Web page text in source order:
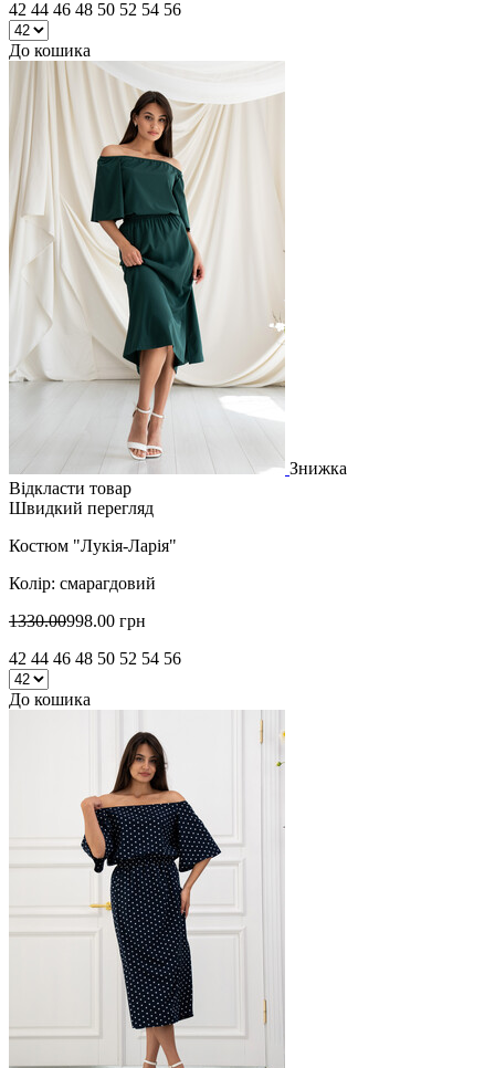
42 44 46 48 50 52 54 56
До кошика
Знижка
Відкласти товар
Швидкий перегляд
Костюм "Лукія-Ларія"
Колір: смарагдовий
1330.00998.00 грн
42 44 46 48 50 52 54 56
До кошика